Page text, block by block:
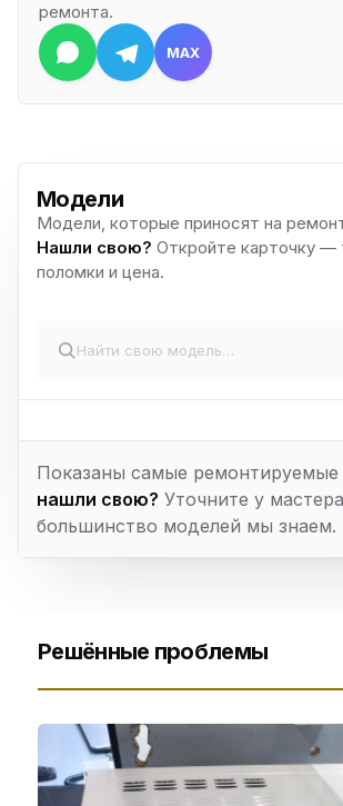
ремонта.
MAX
Модели
Модели, которые приносят на
Нашли свою? Откройте карточку —
поломки и цена.
Показаны самые ремонтируемые
нашли свою? Уточните у
большинство моделей мы знаем.
Решённые проблемы